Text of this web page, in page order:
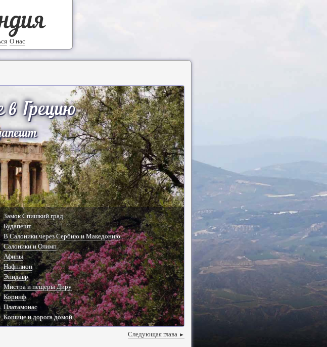
О нас
Грецию
Замок Спишкий град
Будапешт
В Салоники через Сербию и Македонию
Салоники и Олимп
Афины
Нафплион
Эпидавр
Мистра и пещеры Диру
Коринф
Платамонас
Кошице и дорога домой
Следующая глава ►